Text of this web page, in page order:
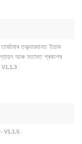
তত্ত্বাৱধানত ইয়াক
আৰু মতামত প্ৰকাশৰ
V1.1.3
V1.1.5